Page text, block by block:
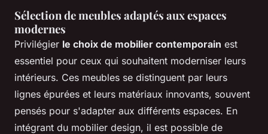
Sélection de meubles adaptés aux espaces
modernes
Privilégier le choix de mobilier contemporain est
essentiel pour ceux qui souhaitent moderniser leurs
intérieurs. Ces meubles se distinguent par leurs
lignes épurées et leurs matériaux innovants, souvent
pensés pour s'adapter aux différents espaces. En
intégrant du mobilier design, il est possible de